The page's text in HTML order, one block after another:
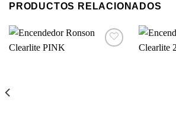
PRODUCTOS RELACIONADOS